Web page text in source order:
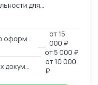
для
из России и
более 13 лет
решивших
MM Log&Consult
бизнес в
-
от15
000 ₽
от5 000 ₽
от10 000
₽